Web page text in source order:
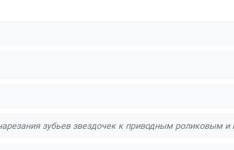
зубьев звездочек к приводным роликовым